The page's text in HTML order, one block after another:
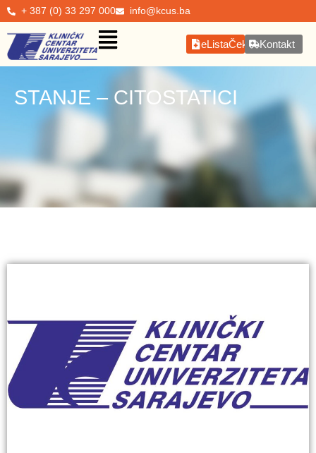
+ 387 (0) 33 297 000 info@kcus.ba
eListaČekanjaKontakt
STANJE – CITOSTATICI